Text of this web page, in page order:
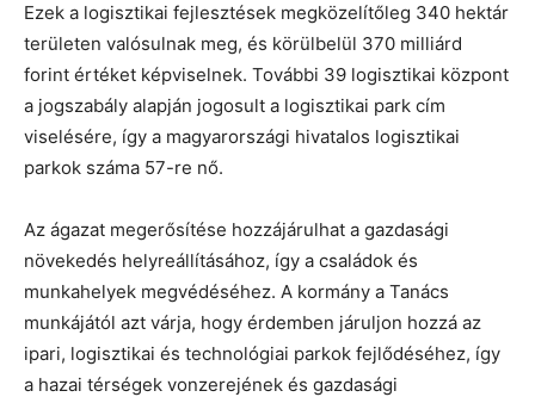
Ezek a logisztikai fejlesztések megközelítőleg 340 hektár
területen valósulnak meg, és körülbelül 370 milliárd
forint értéket képviselnek. További 39 logisztikai központ
a jogszabály alapján jogosult a logisztikai park cím
viselésére, így a magyarországi hivatalos logisztikai
parkok száma 57-re nő.
Az ágazat megerősítése hozzájárulhat a gazdasági
növekedés helyreállításához, így a családok és
munkahelyek megvédéséhez. A kormány a Tanács
munkájától azt várja, hogy érdemben járuljon hozzá az
ipari, logisztikai és technológiai parkok fejlődéséhez, így
a hazai térségek vonzerejének és gazdasági